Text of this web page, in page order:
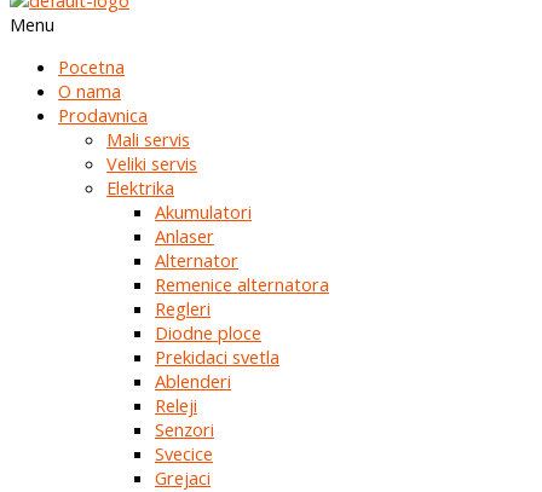
Menu
Pocetna
O nama
Prodavnica
Mali servis
Veliki servis
Elektrika
Akumulatori
Anlaser
Alternator
Remenice alternatora
Regleri
Diodne ploce
Prekidaci svetla
Ablenderi
Releji
Senzori
Svecice
Grejaci